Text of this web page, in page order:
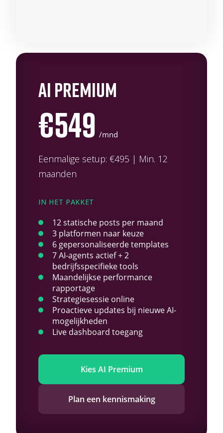
ai premium
€549 /mnd
Eenmalige setup: €495 | Min. 12
maanden
IN HET PAKKET
12 statische posts per maand
3 platformen naar keuze
6 gepersonaliseerde templates
7 AI-agents actief + 2
bedrijfsspecifieke tools
Maandelijkse performance
rapportage
Strategiesessie online
Proactieve updates bij nieuwe AI-
mogelijkheden
Live dashboard toegang
Kies AI Premium
Plan een kennismaking